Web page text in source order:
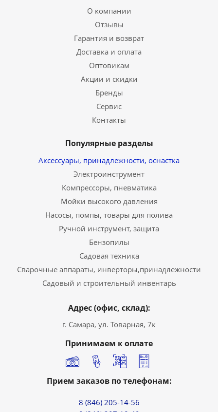
О компании
Отзывы
Гарантия и возврат
Доставка и оплата
Оптовикам
Акции и скидки
Бренды
Сервис
Контакты
Популярные разделы
Аксессуары, принадлежности, оснастка
Электроинструмент
Компрессоры, пневматика
Мойки высокого давления
Насосы, помпы, товары для полива
Ручной инструмент, защита
Бензопилы
Садовая техника
Сварочные аппараты, инверторы,принадлежности
Садовый и строительный инвентарь
Адрес (офис, склад):
г. Самара, ул. Товарная, 7к
Принимаем к оплате
Прием заказов по телефонам:
8 (846) 205-14-56